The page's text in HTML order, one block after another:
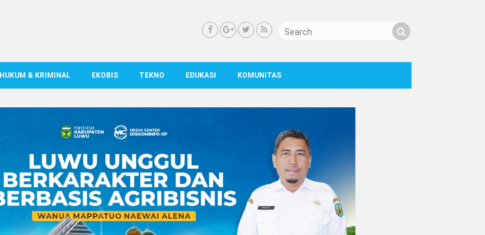
HUKUM & KRIMINAL EKOBIS TEKNO EDUKASI KOMUNITAS